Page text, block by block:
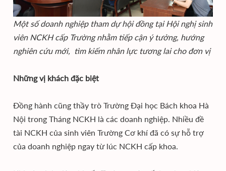
Một số doanh nghiệp tham dự hội đồng tại Hội nghị sinh
viên NCKH cấp Trường nhằm tiếp cận ý tưởng, hướng
nghiên cứu mới, tìm kiếm nhân lực tương lai cho đơn vị
Những vị khách đặc biệt
Đồng hành cũng thầy trò Trường Đại học Bách khoa Hà
Nội trong Tháng NCKH là các doanh nghiệp. Nhiều đề
tài NCKH của sinh viên Trường Cơ khí đã có sự hỗ trợ
của doanh nghiệp ngay từ lúc NCKH cấp khoa.